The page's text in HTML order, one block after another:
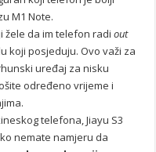
M1 Note.
žele da im telefon radiout
koji posjeduju. Ovo važi za
uređaj za nisku
određeno vrijeme i
telefona, Jiayu S3
nemate namjeru da